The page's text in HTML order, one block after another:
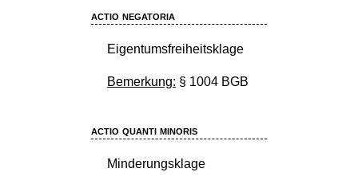
actio negatoria
Eigentumsfreiheitsklage
Bemerkung: § 1004 BGB
actio quanti minoris
Minderungsklage